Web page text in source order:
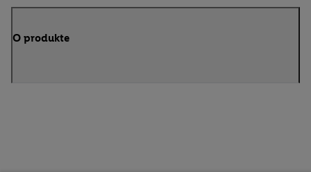
O produkte